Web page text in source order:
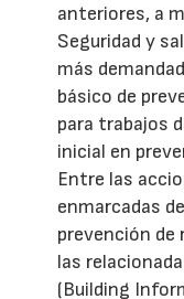
anteriores, a
Seguridad y
más
básico de
para trabajos
inicial en
Entre las
enmarcadas
prevención de
las
(Building